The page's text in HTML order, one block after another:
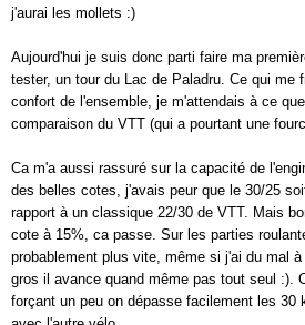
j'aurai les mollets :)
Aujourd'hui je suis donc parti faire ma
tester, un tour du Lac de Paladru. Ce qui me
confort de l'ensemble, je m'attendais à ce
comparaison du VTT (qui a pourtant une
Ca m'a aussi rassuré sur la capacité de
des belles cotes, j'avais peur que le 30/25
rapport à un classique 22/30 de VTT. Mais
cote à 15%, ca passe. Sur les parties
probablement plus vite, même si j'ai du mal
gros il avance quand même pas tout seul :).
forçant un peu on dépasse facilement les